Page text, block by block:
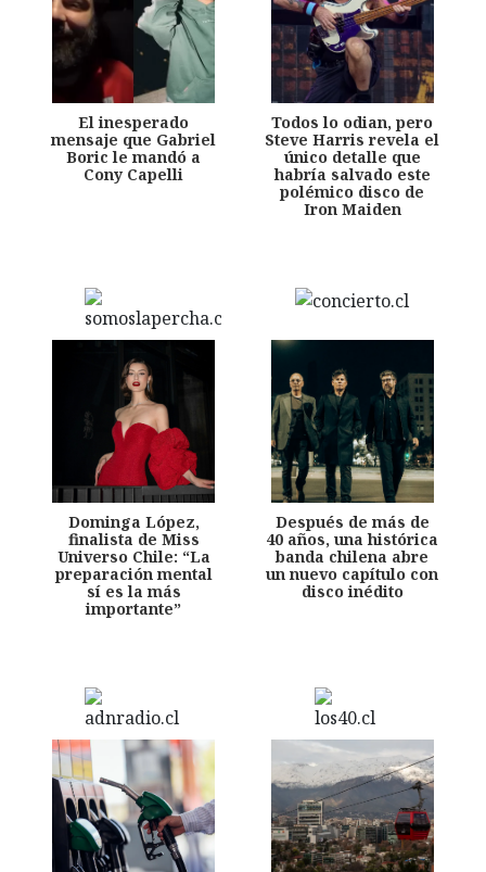
El inesperado
mensaje que Gabriel
Boric le mandó a
Cony Capelli
Todos lo odian, pero
Steve Harris revela el
único detalle que
habría salvado este
polémico disco de
Iron Maiden
Dominga López,
finalista de Miss
Universo Chile: “La
preparación mental
sí es la más
importante”
Después de más de
40 años, una histórica
banda chilena abre
un nuevo capítulo con
disco inédito